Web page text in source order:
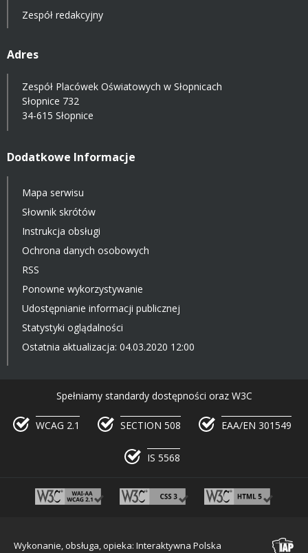
Zespół redakcyjny
Adres
Zespół Placówek Oświatowych w Słopnicach
Słopnice 732
34-615 Słopnice
Dodatkowe Informacje
Mapa serwisu
Słownik skrótów
Instrukcja obsługi
Ochrona danych osobowych
RSS
Ponowne wykorzystywanie
Udostępnianie informacji publicznej
Statystyki oglądalności
Ostatnia aktualizacja: 04.03.2020 12:00
Spełniamy standardy dostępności oraz W3C
WCAG 2.1 SECTION 508 EAA/EN 301549
IS 5568
Wykonanie, obsługa, opieka: Interaktywna Polska